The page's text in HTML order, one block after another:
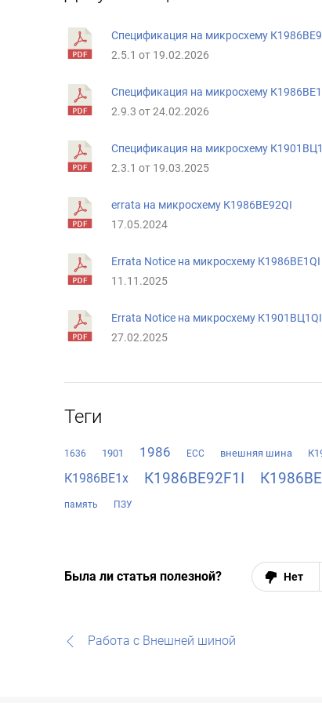
Спецификация на микросхему
2.5.1 от 19.02.2026
Спецификация на микросхему
2.9.3 от 24.02.2026
Спецификация на микросхему
2.3.1 от 19.03.2025
errata на микросхему К1986ВЕ92QI
17.05.2024
Errata Notice на микросхему К1986ВЕ1QI
11.11.2025
Errata Notice на микросхему К1901ВЦ1QI
27.02.2025
Теги
1636 1901 1986 ECC внешняя шина
К1986ВЕ1x К1986ВЕ92F1I
память ПЗУ
Была ли статья полезной? Нет
Работа с Внешней шиной